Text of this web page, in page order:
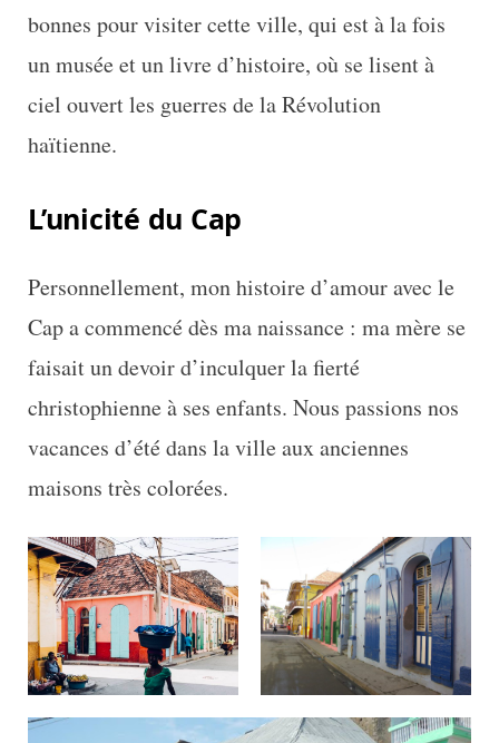
bonnes pour visiter cette ville, qui est à la fois
un musée et un livre d’histoire, où se lisent à
ciel ouvert les guerres de la Révolution
haïtienne.
L’unicité du Cap
Personnellement, mon histoire d’amour avec le
Cap a commencé dès ma naissance : ma mère se
faisait un devoir d’inculquer la fierté
christophienne à ses enfants. Nous passions nos
vacances d’été dans la ville aux anciennes
maisons très colorées.